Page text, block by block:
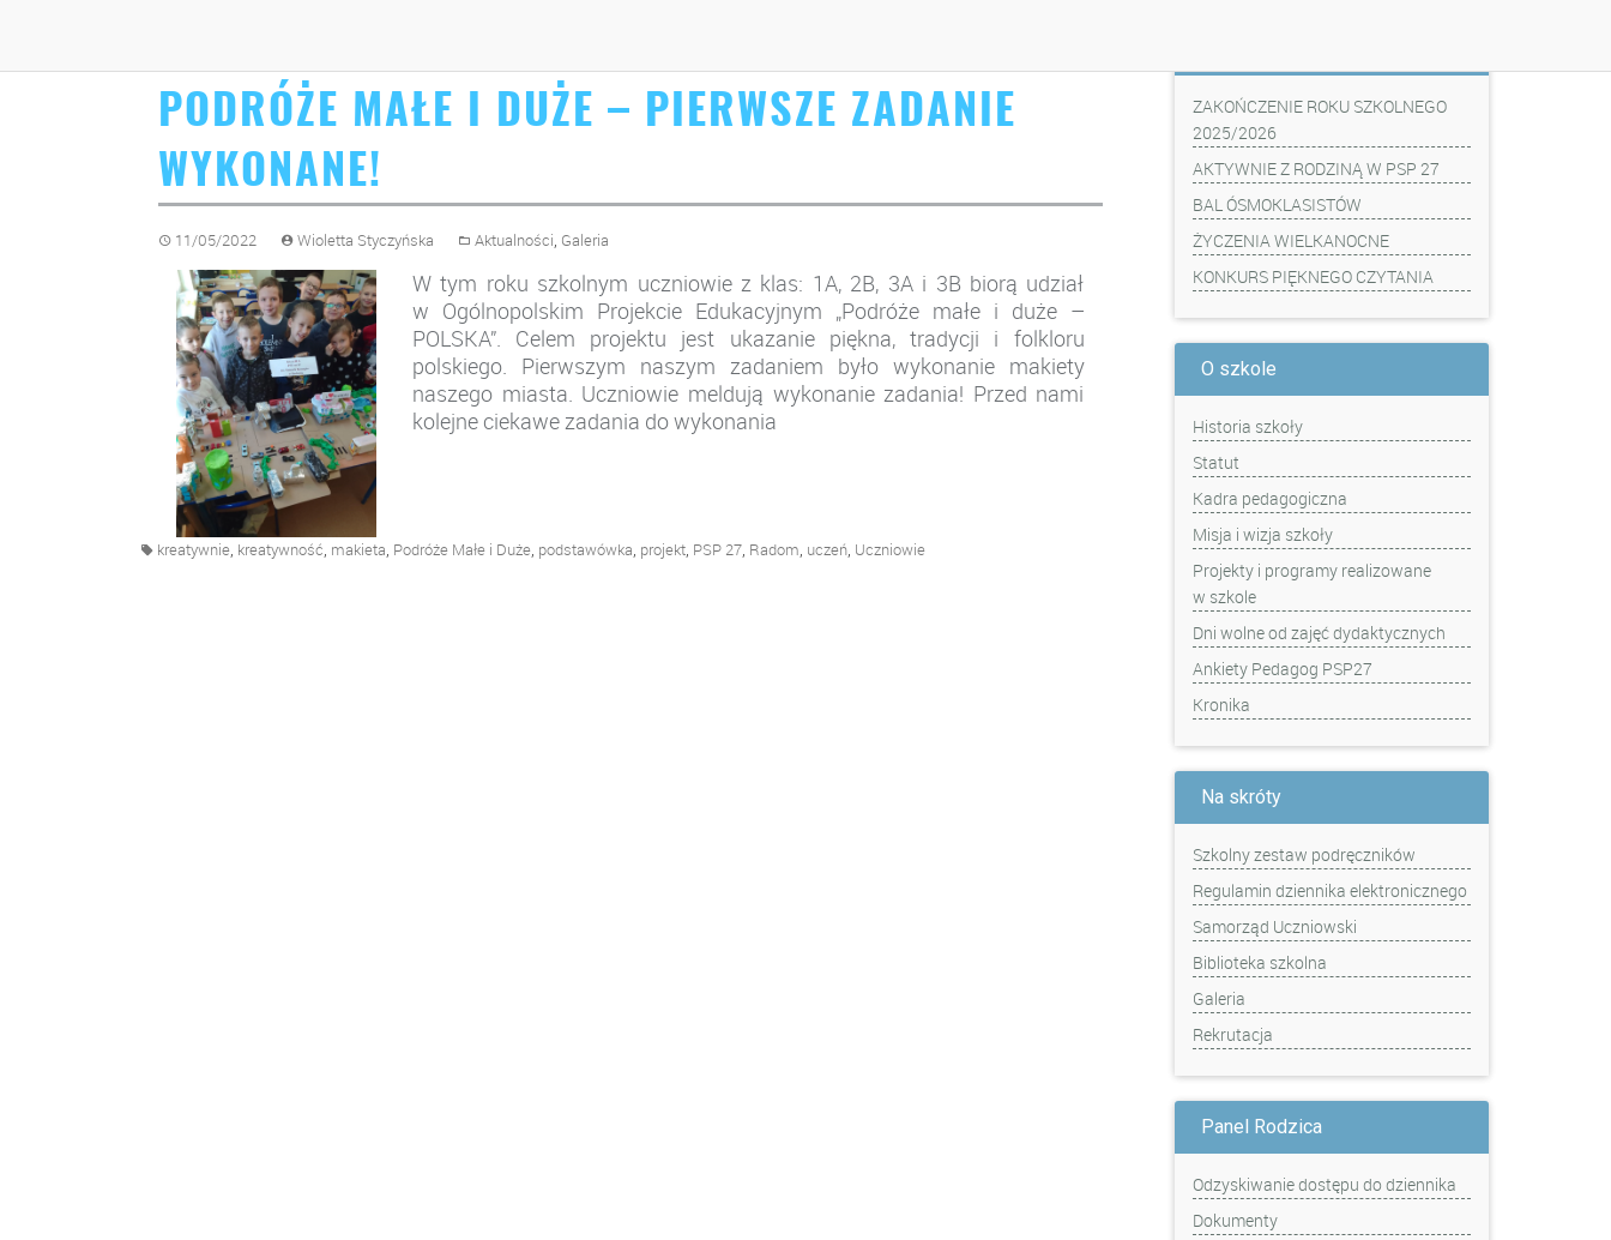
PODRÓŻE MAŁE I DUŻE – PIERWSZE ZADANIE
WYKONANE!
11/05/2022 Wioletta Styczyńska Aktualności, Galeria
W tym roku szkolnym uczniowie z klas: 1A, 2B, 3A i 3B biorą udział
w Ogólnopolskim Projekcie Edukacyjnym „Podróże małe i duże –
POLSKA”. Celem projektu jest ukazanie piękna, tradycji i folkloru
polskiego. Pierwszym naszym zadaniem było wykonanie makiety
naszego miasta. Uczniowie meldują wykonanie zadania! Przed nami
kolejne ciekawe zadania do wykonania
kreatywnie kreatywność makieta Podróże Małe i Duże podstawówka projekt PSP 27 Radom uczeń Uczniowie
ZAKOŃCZENIE ROKU SZKOLNEGO
2025/2026
AKTYWNIE Z RODZINĄ W PSP 27
BAL ÓSMOKLASISTÓW
ŻYCZENIA WIELKANOCNE
KONKURS PIĘKNEGO CZYTANIA
O szkole
Historia szkoły
Statut
Kadra pedagogiczna
Misja i wizja szkoły
Projekty i programy realizowane
w szkole
Dni wolne od zajęć dydaktycznych
Ankiety Pedagog PSP27
Kronika
Na skróty
Szkolny zestaw podręczników
Regulamin dziennika elektronicznego
Samorząd Uczniowski
Biblioteka szkolna
Galeria
Rekrutacja
Panel Rodzica
Odzyskiwanie dostępu do dziennika
Dokumenty